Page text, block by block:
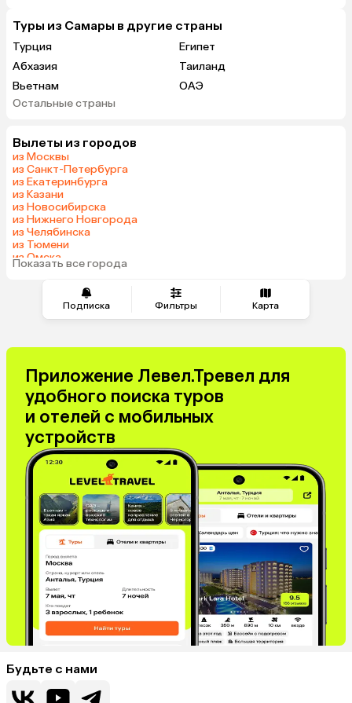
Подписка Фильтры Карта
Туры из Самары в другие страны
Турция
Египет
Абхазия
Таиланд
Вьетнам
ОАЭ
Мальдивы
Остальные страны
Вылеты из городов
из Москвы
из Санкт-Петербурга
из Екатеринбурга
из Казани
из Новосибирска
из Нижнего Новгорода
из Челябинска
из Тюмени
из Омска
из Красноярска
Показать все города
Приложение Левел.Тревел для
удобного поиска туров
и отелей с мобильных
устройств
Будьте с нами